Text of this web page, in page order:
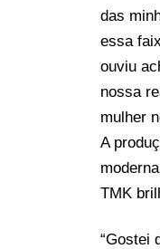
das
essa
ouviu
nossa
mulher
A
TMK
“Gostei